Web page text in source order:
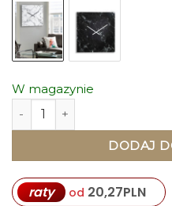
W magazynie
ilość ZEGAR ŚCIENNY
DODAJ
raty od 20,27PLN